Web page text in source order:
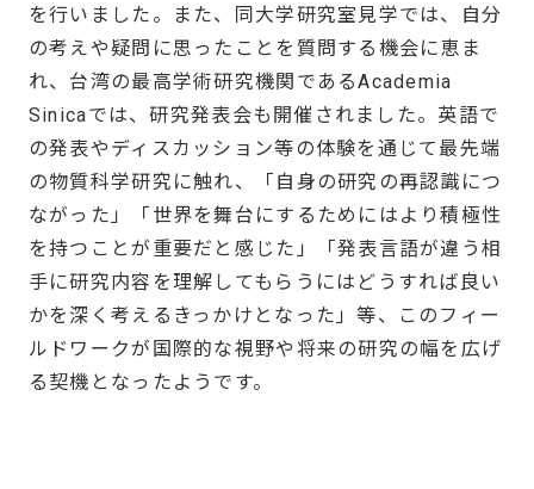
を行いました。また、同大学研究室見学では、自分
の考えや疑問に思ったことを質問する機会に恵ま
れ、台湾の最高学術研究機関であるAcademia
Sinicaでは、研究発表会も開催されました。英語で
の発表やディスカッション等の体験を通じて最先端
の物質科学研究に触れ、「自身の研究の再認識につ
ながった」「世界を舞台にするためにはより積極性
を持つことが重要だと感じた」「発表言語が違う相
手に研究内容を理解してもらうにはどうすれば良い
かを深く考えるきっかけとなった」等、このフィー
ルドワークが国際的な視野や将来の研究の幅を広げ
る契機となったようです。